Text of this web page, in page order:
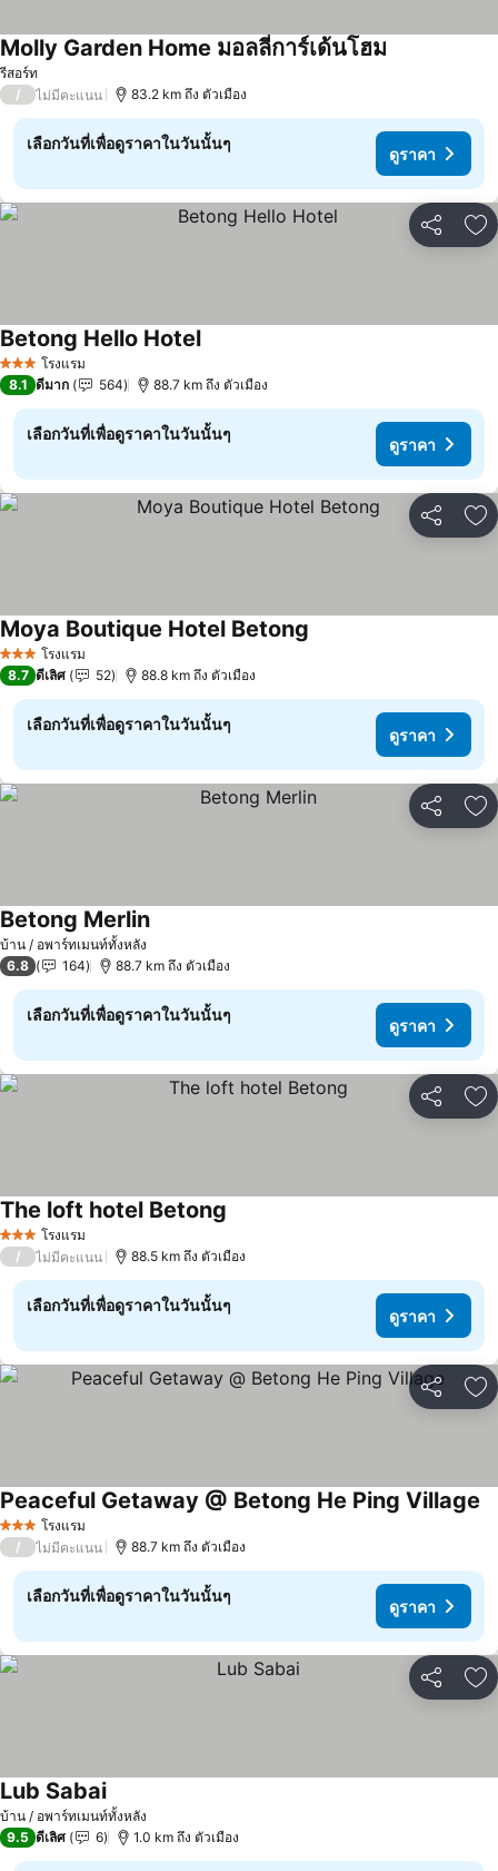
รีสอร์ท
Molly Garden Home มอลลี่การ์เด้นโฮม
/ ไม่มีคะแนน 83.2 km ถึง ตัวเมือง
เลือกวันที่เพื่อดูราคาในวันนั้นๆ
ดูราคา
แชร์ เ
3 ดาว โรงแรม
Betong Hello Hotelดูราคา
8.1 ดีมาก 564 88.7 km ถึง ตัวเมือง
เลือกวันที่เพื่อดูราคาในวันนั้นๆ
ดูราคา
แชร์ เ
3 ดาว โรงแรม
Moya Boutique Hotel Betong
8.7 ดีเลิศ 52 88.8 km ถึง ตัวเมือง
เลือกวันที่เพื่อดูราคาในวันนั้นๆ
ดูราคา
แชร์ เ
บ้าน / อพาร์ทเมนท์ทั้งหลัง
Betong Merlinดูราคา
6.8 164 88.7 km ถึง ตัวเมือง
เลือกวันที่เพื่อดูราคาในวันนั้นๆ
ดูราคา
แชร์ เ
3 ดาว โรงแรม
The loft hotel Betong
/ ไม่มีคะแนน 88.5 km ถึง ตัวเมือง
เลือกวันที่เพื่อดูราคาในวันนั้นๆ
ดูราคา
แชร์ เ
3 ดาว โรงแรม
Peaceful Getaway @ Betong He Ping Village
/ ไม่มีคะแนน 88.7 km ถึง ตัวเมือง
เลือกวันที่เพื่อดูราคาในวันนั้นๆ
ดูราคา
แชร์ เ
บ้าน / อพาร์ทเมนท์ทั้งหลัง
Lub Sabaiดูราคา
9.5 ดีเลิศ 6 1.0 km ถึง ตัวเมือง